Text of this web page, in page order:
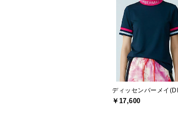
￥17,600